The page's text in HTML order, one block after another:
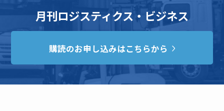
月刊ロジスティクス・ビジネス
購読のお申し込みはこちらから